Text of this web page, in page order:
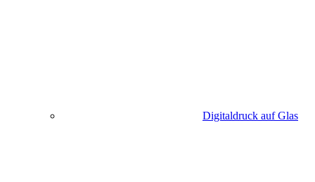
Digitaldruck auf Glas